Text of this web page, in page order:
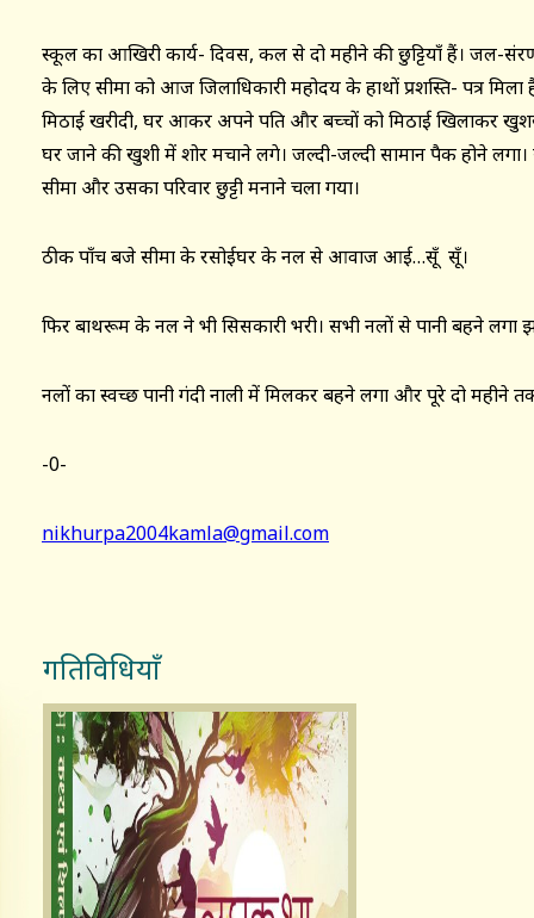
स्कूल का आखिरी कार्य- दिवस, कल से दो महीने की छुट्टियाँ हैं। जल-
के लिए सीमा को आज जिलाधिकारी महोदय के हाथों प्रशस्ति- पत्र
मिठाई खरीदी, घर आकर अपने पति और बच्चों को मिठाई खिलाकर
घर जाने की खुशी में शोर मचाने लगे। जल्दी-जल्दी सामान पैक होने
सीमा और उसका परिवार छुट्टी मनाने चला गया।
ठीक पाँच बजे सीमा के रसोईघर के नल से आवाज आई…सूँ सूँ।
फिर बाथरूम के नल ने भी सिसकारी भरी। सभी नलों से पानी बहने लगा
नलों का स्वच्छ पानी गंदी नाली में मिलकर बहने लगा और पूरे दो महीने
-0-
nikhurpa2004kamla@gmail.com
गतिविधियाँ